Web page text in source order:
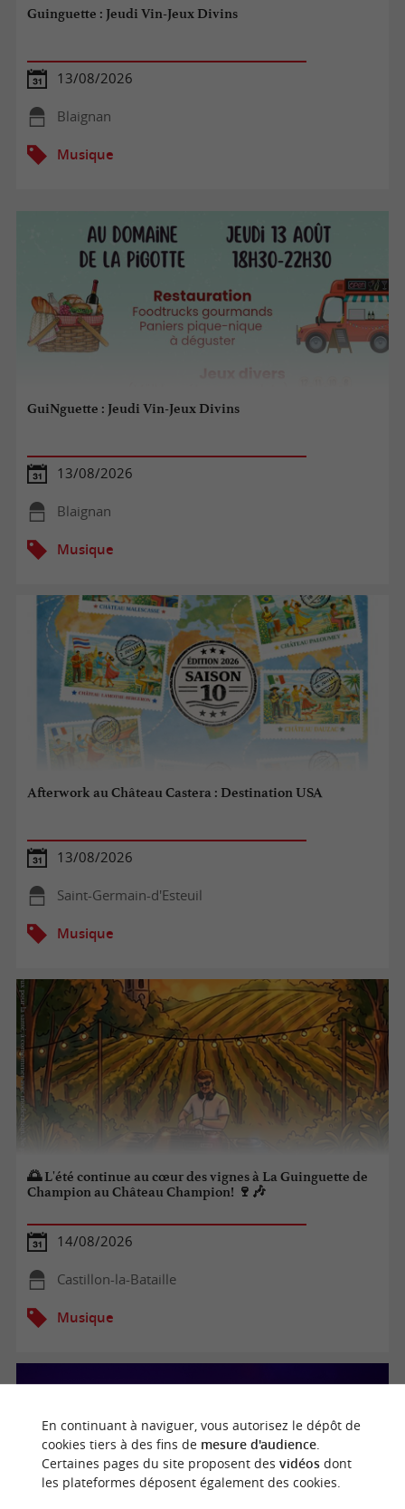
Guinguette : Jeudi Vin-Jeux Divins
13/08/2026
Blaignan
Musique
GuiNguette : Jeudi Vin-Jeux Divins
13/08/2026
Blaignan
Musique
Afterwork au Château Castera : Destination USA
13/08/2026
Saint-Germain-d'Esteuil
Musique
🌅 L'été continue au cœur des vignes à La Guinguette de
Champion au Château Champion! 🍷🎶
14/08/2026
Castillon-la-Bataille
Musique
En continuant à naviguer, vous autorisez le dépôt de
cookies tiers à des fins de mesure d'audience.
Certaines pages du site proposent des vidéosdont
les plateformes déposent également des cookies.